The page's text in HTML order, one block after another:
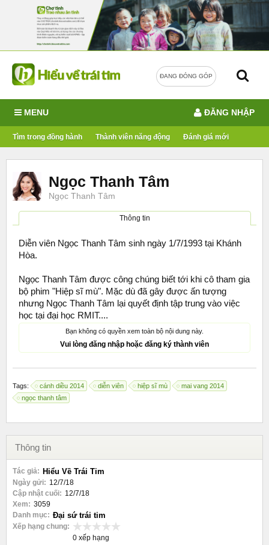
ĐANG ĐÓNG GÓP
MENU
Tìm trong đồng hành Thành viên năng động Đánh giá mới
ĐĂNG NHẬP
Ngọc Thanh Tâm
Ngọc Thanh Tâm
Thông tin
Diễn viên Ngọc Thanh Tâm sinh ngày 1/7/1993 tại Khánh
Hòa.
Ngọc Thanh Tâm được công chúng biết tới khi cô tham gia
bộ phim "Hiệp sĩ mù". Mặc dù đã gây được ấn tượng
nhưng Ngọc Thanh Tâm lại quyết định tập trung vào việc
học tại đại học RMIT....
Bạn không có quyền xem toàn bộ nội dung này.
Vui lòng đăng nhập hoặc đăng ký thành viên
Tags: cánh diều 2014 diễn viên hiệp sĩ mù
mai vang 2014
ngọc thanh tâm
Thông tin
Tác giả: Hiểu Về Trái Tim
Ngày gửi: 12/7/18
Cập nhật cuối: 12/7/18
Xem: 3059
Danh mục: Đại sứ trái tim
Xếp hạng chung:
0 xếp hạng